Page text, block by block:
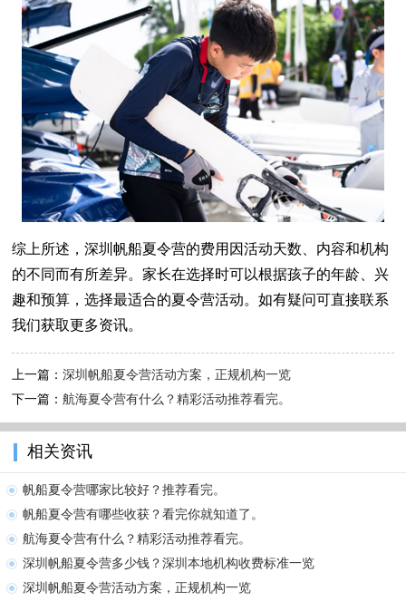
综上所述，深圳帆船夏令营的费用因活动天数、内容和机构
的不同而有所差异。家长在选择时可以根据孩子的年龄、兴
趣和预算，选择最适合的夏令营活动。如有疑问可直接联系
我们获取更多资讯。
上一篇：深圳帆船夏令营活动方案，正规机构一览
下一篇：航海夏令营有什么？精彩活动推荐看完。
相关资讯
帆船夏令营哪家比较好？推荐看完。
帆船夏令营有哪些收获？看完你就知道了。
航海夏令营有什么？精彩活动推荐看完。
深圳帆船夏令营多少钱？深圳本地机构收费标准一览
深圳帆船夏令营活动方案，正规机构一览